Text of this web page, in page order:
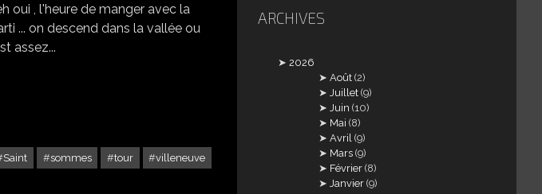
oui , l'heure de manger avec la
... on descend dans la vallée ou
assez...
Saint sommes tour
villeneuve
ARCHIVES
2026
Août (2)
Juillet (9)
Juin (10)
Mai (8)
Avril (9)
Mars (9)
Février (8)
Janvier (9)